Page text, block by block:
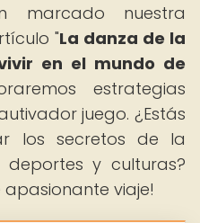
marcado nuestra
"La danza de la
en el mundo de
estrategias
juego. ¿Estás
los secretos de la
deportes y culturas?
apasionante viaje!